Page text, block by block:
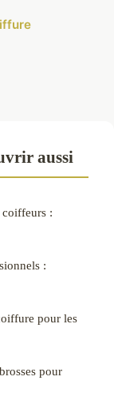
aussi
:
:
pour les
pour